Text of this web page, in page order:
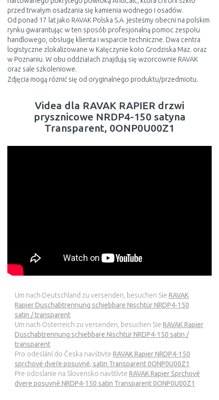
przed trwałym osadzania się kamienia wodnego i osadów.
Od ponad 17 lat jako RAVAK Polska S.A. jesteśmy obecni na polskim
rynku gwarantując w ten sposób profesjonalną pomoc zespołu
handlowego, obsługę klienta i wsparcie techniczne. Dwa centra
logistyczne zlokalizowane w Kałęczynie koło Grodziska Maz. oraz
w Poznaniu. W obu oddziałach znajdują się wzorcownie RAVAK
oraz sale szkoleniowe.
Zdjęcia mogą różnić się od oryginalnego produktu/przedmiotu.
Videa dla RAVAK RAPIER drzwi
prysznicowe NRDP4-150 satyna
Transparent, 0ONP0U00Z1
Um nach Deutschland zu versenden, besuchen Sie RAVAK
Rapier Duschabtrennung schiebbare Nischtür NRDP4-150
satin / transparent
Um nach Österreich zu versenden, besuchen Sie RAVAK Rapier
Duschabtrennung schiebbare Nischtür NRDP4-150 satin /
transparent
Pro odeslání do Česka navštivte RAVAK Rapier NRDP4-150
sprchové dveře posuvné, satin Transparent 0ONP0U00Z1
Pre odoslanie na Slovensko navštívte RAVAK Rapier Sprchové
dvere posuvné NRDP4-150 satin Transparent 0ONP0U00Z1